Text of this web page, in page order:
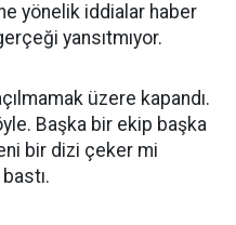
yönelik iddialar haber
yansıtmıyor.
üzere kapandı.
Başka bir ekip başka
bir dizi çeker mi